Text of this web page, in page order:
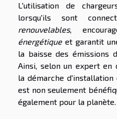
L'utilisation de
lorsqu'ils sont
renouvelables,
énergétiqueet garantit
la baisse des émissions
Ainsi, selon un expert en
la démarche
est non seulement
également pour la planète.